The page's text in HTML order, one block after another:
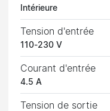
Intérieure
Tension d'entrée
110-230 V
Courant d'entrée
4.5 A
Tension de sortie